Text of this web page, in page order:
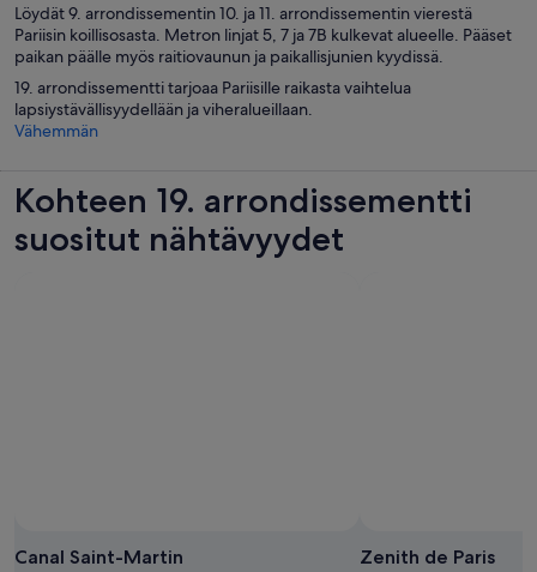
Löydät 9. arrondissementin 10. ja 11. arrondissementin vierestä
Pariisin koillisosasta. Metron linjat 5, 7 ja 7B kulkevat alueelle. Pääset
paikan päälle myös raitiovaunun ja paikallisjunien kyydissä.
19. arrondissementti tarjoaa Pariisille raikasta vaihtelua
lapsiystävällisyydellään ja viheralueillaan.
Vähemmän
Kohteen 19. arrondissementti
suositut nähtävyydet
Canal Saint-Martin Zenith de Paris